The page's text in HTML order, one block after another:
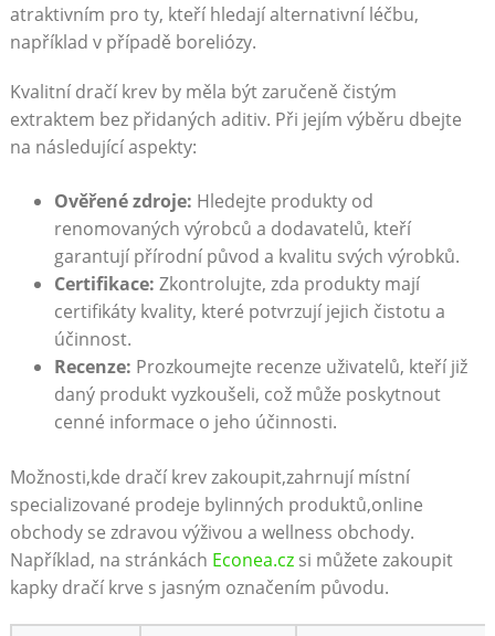
atraktivním pro ty, kteří hledají alternativní léčbu,
například v případě boreliózy.
Kvalitní dračí krev by měla být zaručeně čistým
extraktem bez přidaných aditiv. Při jejím výběru dbejte
na následující aspekty:
Ověřené zdroje: Hledejte produkty od
renomovaných výrobců a dodavatelů, kteří
garantují přírodní původ a kvalitu svých výrobků.
Certifikace: Zkontrolujte, zda produkty mají
certifikáty kvality, které potvrzují jejich čistotu a
účinnost.
Recenze: Prozkoumejte recenze uživatelů, kteří již
daný produkt vyzkoušeli, což může poskytnout
cenné informace o jeho účinnosti.
Možnosti,kde dračí krev zakoupit,zahrnují místní
specializované prodeje bylinných produktů,online
obchody se zdravou výživou a wellness obchody.
Například, na stránkách Econea.czsi můžete zakoupit
kapky dračí krve s jasným označením původu.